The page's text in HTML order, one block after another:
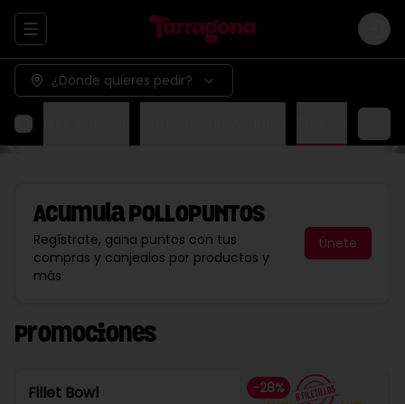
Abrir menu de navegación Login
¿Dónde quieres pedir?
Basket & Bowls
AcumulaPOLLOPUNTOS
Regístrate, gana puntos con tus
compras y canjealos por productos y
más
Únete
Promociones
-28%
Fillet Bowl